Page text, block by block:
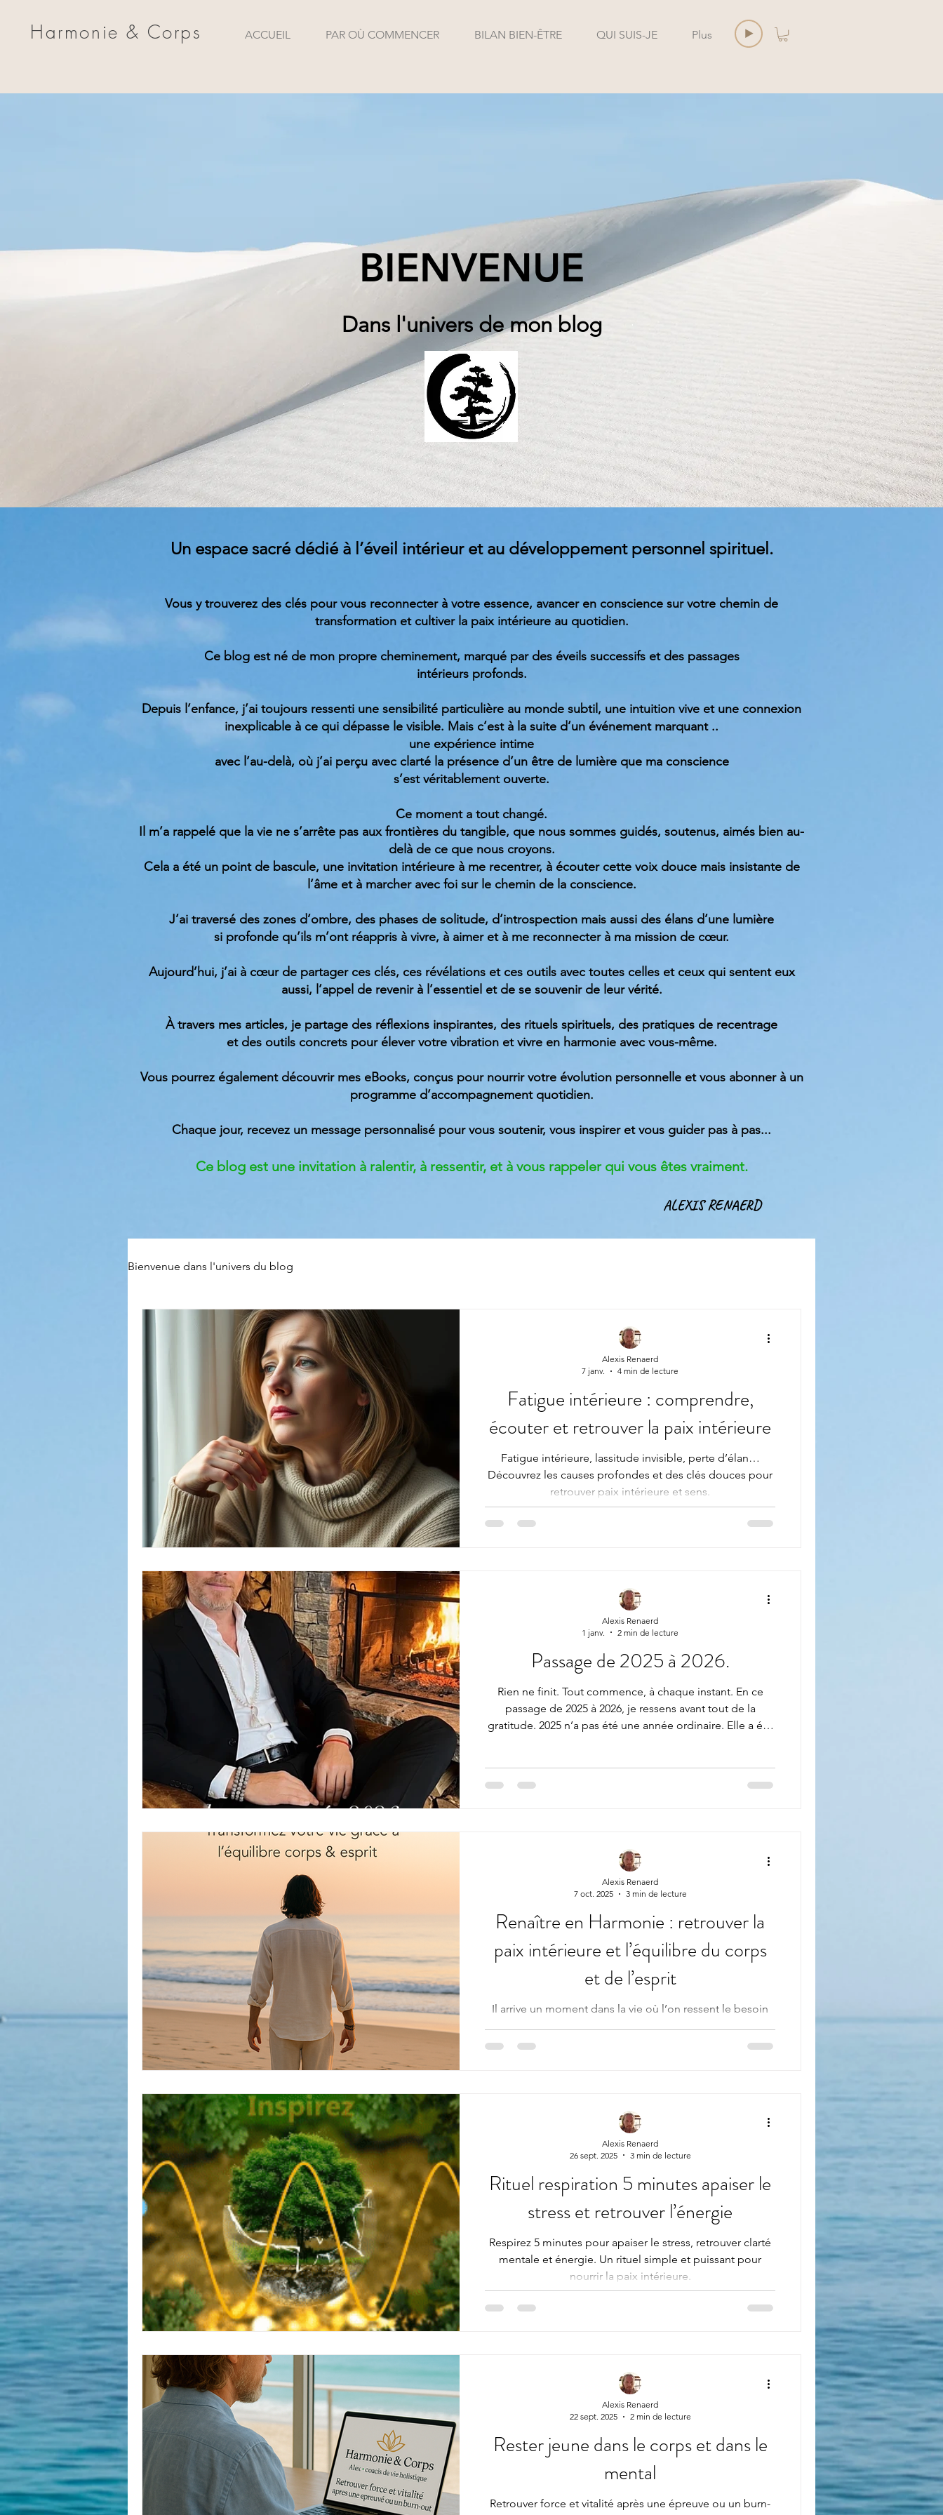
Harmonie & Corps ACCUEIL PAR OÙ COMMENCER BILAN BIEN-ÊTRE QUI SUIS-JE Plus
BIENVENUE
Dans l'univers de mon blog
Un espace sacré dédié à l’éveil intérieur et au développement personnel spirituel.
Vous y trouverez des clés pour vous reconnecter à votre essence, avancer en conscience sur votre chemin de
transformation et cultiver la paix intérieure au quotidien.
Ce blog est né de mon propre cheminement, marqué par des éveils successifs et des passages
intérieurs profonds.
Depuis l’enfance, j’ai toujours ressenti une sensibilité particulière au monde subtil, une intuition vive et une connexion
inexplicable à ce qui dépasse le visible. Mais c’est à la suite d’un événement marquant ..
une expérience intime
avec l’au-delà, où j’ai perçu avec clarté la présence d’un être de lumière que ma conscience
s’est véritablement ouverte.
Ce moment a tout changé.
Il m’a rappelé que la vie ne s’arrête pas aux frontières du tangible, que nous sommes guidés, soutenus, aimés bien au-
delà de ce que nous croyons.
Cela a été un point de bascule, une invitation intérieure à me recentrer, à écouter cette voix douce mais insistante de
l’âme et à marcher avec foi sur le chemin de la conscience.
J’ai traversé des zones d’ombre, des phases de solitude, d’introspection mais aussi des élans d’une lumière
si profonde qu’ils m’ont réappris à vivre, à aimer et à me reconnecter à ma mission de cœur.
Aujourd’hui, j’ai à cœur de partager ces clés, ces révélations et ces outils avec toutes celles et ceux qui sentent eux
aussi, l’appel de revenir à l’essentiel et de se souvenir de leur vérité.
À travers mes articles, je partage des réflexions inspirantes, des rituels spirituels, des pratiques de recentrage
et des outils concrets pour élever votre vibration et vivre en harmonie avec vous-même.
Vous pourrez également découvrir mes eBooks, conçus pour nourrir votre évolution personnelle et vous abonner à un
programme d’accompagnement quotidien.
Chaque jour, recevez un message personnalisé pour vous soutenir, vous inspirer et vous guider pas à pas...
Ce blog est une invitation à ralentir, à ressentir, et à vous rappeler qui vous êtes vraiment.
ALEXIS RENAERD
Bienvenue dans l'univers du blog
Fatigue intérieure : comprendre,
écouter et retrouver la paix intérieure
Fatigue intérieure, lassitude invisible, perte d’élan…
Découvrez les causes profondes et des clés douces pour
retrouver paix intérieure et sens.
Alexis Renaerd
7 janv.
4 min de lecture
Passage de 2025 à 2026.
Rien ne finit. Tout commence, à chaque instant. En ce
passage de 2025 à 2026, je ressens avant tout de la
gratitude. 2025 n’a pas été une année ordinaire. Elle a été
vous. La vie extérieure a continué son mouvement.. les
Alexis Renaerd
1 janv.
2 min de lecture
Renaître en Harmonie : retrouver la
paix intérieure et l’équilibre du corps
et de l’esprit
Il arrive un moment dans la vie où l’on ressent le besoin
retrouver un équilibre intérieur . Le stress, la fatigue
harmonie . Qu’est-ce que “Renaître en Harmonie” ?
de bien-être. C’est un accompagnement hol
Alexis Renaerd
7 oct. 2025
3 min de lecture
Rituel respiration 5 minutes apaiser le
stress et retrouver l’énergie
Respirez 5 minutes pour apaiser le stress, retrouver clarté
mentale et énergie. Un rituel simple et puissant pour
nourrir la paix intérieure.
Alexis Renaerd
26 sept. 2025
3 min de lecture
Rester jeune dans le corps et dans le
mental
Retrouver force et vitalité après une épreuve ou un burn-
Alexis Renaerd
22 sept. 2025
2 min de lecture